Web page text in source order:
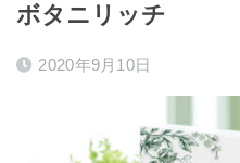
ボタニリッチ
2020年9月10日